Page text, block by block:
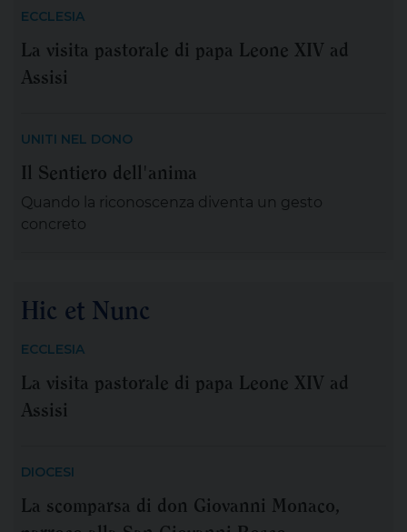
immersi in un’atmosfera di tranquillità, quiete e
silenziosa, tipica della vita di campagna di una […]
ECCLESIA
La visita pastorale di papa Leone XIV ad
Assisi
UNITI NEL DONO
Il Sentiero dell'anima
Quando la riconoscenza diventa un gesto
concreto
Hic et Nunc
ECCLESIA
La visita pastorale di papa Leone XIV ad
Assisi
DIOCESI
La scomparsa di don Giovanni Monaco,